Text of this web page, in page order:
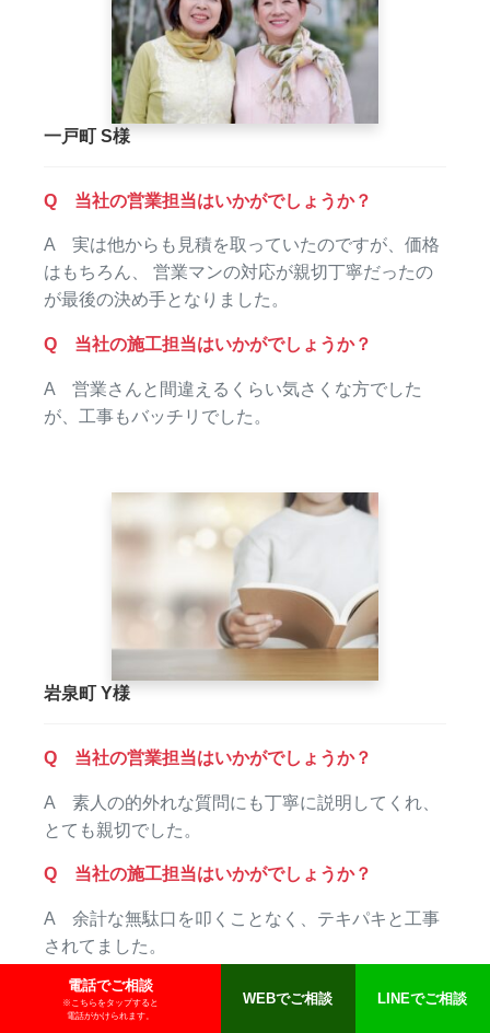
一戸町 S様
Q 当社の営業担当はいかがでしょうか？
A 実は他からも見積を取っていたのですが、価格
はもちろん、 営業マンの対応が親切丁寧だったの
が最後の決め手となりました。
Q 当社の施工担当はいかがでしょうか？
A 営業さんと間違えるくらい気さくな方でした
が、工事もバッチリでした。
岩泉町 Y様
Q 当社の営業担当はいかがでしょうか？
A 素人の的外れな質問にも丁寧に説明してくれ、
とても親切でした。
Q 当社の施工担当はいかがでしょうか？
A 余計な無駄口を叩くことなく、テキパキと工事
されてました。
電話でご相談
※こちらをタップすると
電話がかけられます。
WEBでご相談 LINEでご相談